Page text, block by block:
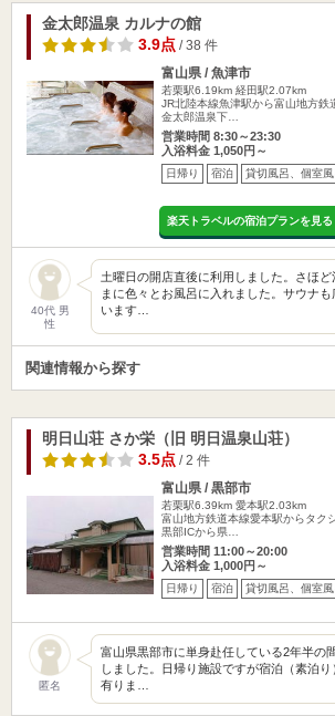
金太郎温泉 カルナの館
3.9点/ 38 件
富山県 / 魚津市
若栗駅6.19km 経田駅2.07km
JR北陸本線魚津駅から富山地方鉄
金太郎温泉下…
営業時間 8:30～23:30
入浴料金 1,050円～
日帰り 宿泊 貸切風呂、個室風
楽天トラベルの宿泊プランを見る
40代 男
性
土曜日の開店直後に利用しました。さほ
まに色々とお風呂に入れました。サウナ
います…
関連情報から探す
明日山荘 さか栄（旧 明日温泉山荘）
3.5点/ 2 件
富山県 / 黒部市
若栗駅6.39km 愛本駅2.03km
富山地方鉄道本線愛本駅からタク
黒部ICから県…
営業時間 11:00～20:00
入浴料金 1,000円～
日帰り 宿泊 貸切風呂、個室風
匿名
富山県黒部市に単身赴任している2年半の
しました。日帰り施設ですが宿泊（素泊
有りま…